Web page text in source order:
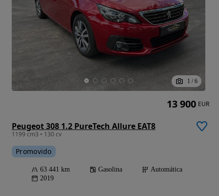
1 / 6
Peugeot 308 1.2 PureTech Allure EAT8
1199 cm3 • 130 cv
Promovido
63 441 km Gasolina
Automática
2019
13 900 EUR